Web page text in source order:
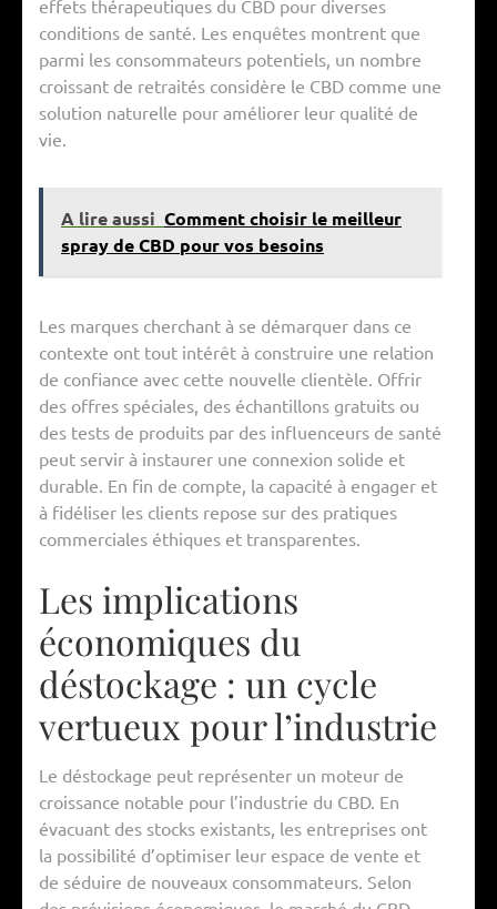
effets thérapeutiques du CBD pour diverses
conditions de santé. Les enquêtes montrent que
parmi les consommateurs potentiels, un nombre
croissant de retraités considère le CBD comme une
solution naturelle pour améliorer leur qualité de
vie.
A lire aussi Comment choisir le meilleur
spray de CBD pour vos besoins
Les marques cherchant à se démarquer dans ce
contexte ont tout intérêt à construire une relation
de confiance avec cette nouvelle clientèle. Offrir
des offres spéciales, des échantillons gratuits ou
des tests de produits par des influenceurs de santé
peut servir à instaurer une connexion solide et
durable. En fin de compte, la capacité à engager et
à fidéliser les clients repose sur des pratiques
commerciales éthiques et transparentes.
Les implications
économiques du
déstockage : un cycle
vertueux pour l’industrie
Le déstockage peut représenter un moteur de
croissance notable pour l’industrie du CBD. En
évacuant des stocks existants, les entreprises ont
la possibilité d’optimiser leur espace de vente et
de séduire de nouveaux consommateurs. Selon